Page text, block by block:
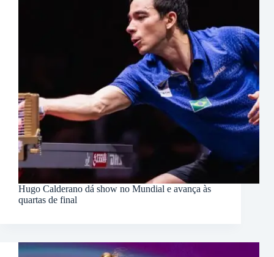
Hugo Calderano dá show no Mundial e avança às
quartas de final